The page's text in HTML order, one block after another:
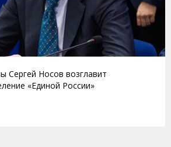
Сергей Носов возглавит
«Единой России»